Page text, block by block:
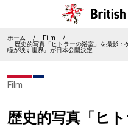
ホーム / Film /
歴史的写真「ヒトラーの浴室」を撮影：
瞳が映す世界』が日本公開決定
Film
歴史的写真「ヒ